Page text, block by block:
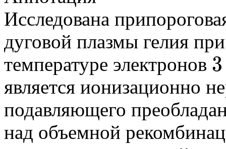
Исследована
дуговой плазмы гелия
температуре электронов 3
3
является ионизационно
подавляющего
над объемной